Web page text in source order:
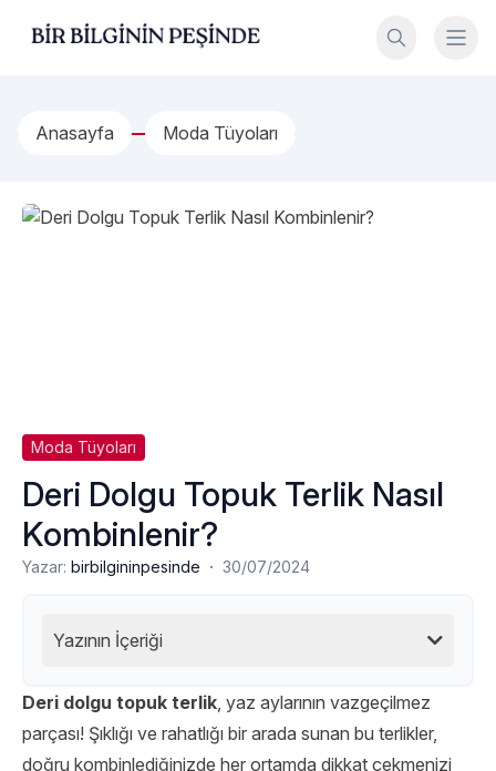
Bir Bilginin Peşinde!
Anasayfa Moda Tüyoları
Moda Tüyoları
Deri Dolgu Topuk Terlik Nasıl
Kombinlenir?
Yazar: birbilgininpesinde · 30/07/2024
Yazının İçeriği
Deri dolgu topuk terlik, yaz aylarının vazgeçilmez
parçası! Şıklığı ve rahatlığı bir arada sunan bu terlikler,
doğru kombinlediğinizde her ortamda dikkat çekmenizi